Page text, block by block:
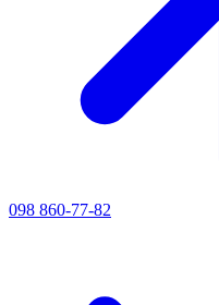
098 860-77-82